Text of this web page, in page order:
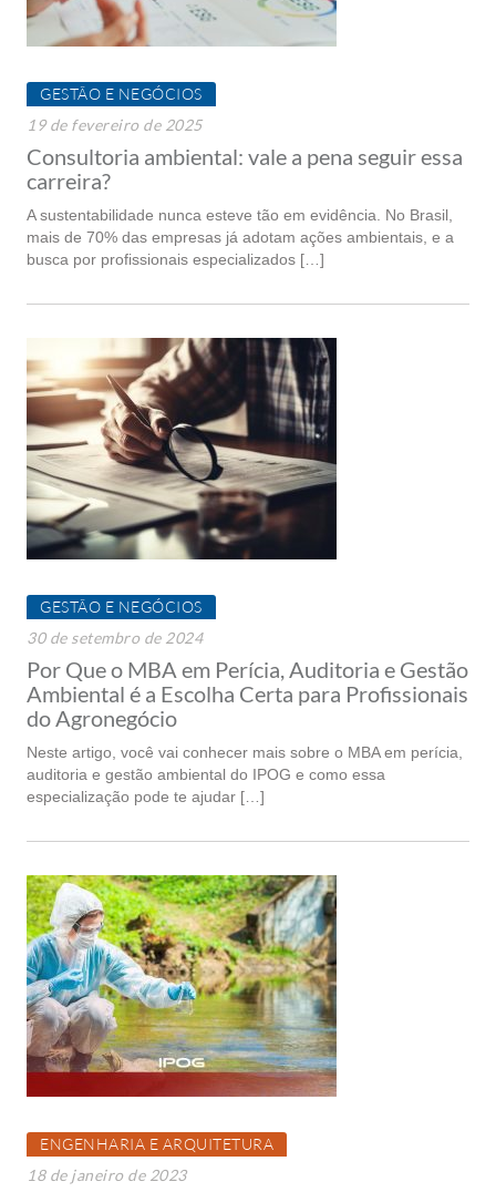
GESTÃO E NEGÓCIOS
19 de fevereiro de 2025
Consultoria ambiental: vale a pena seguir essa
carreira?
A sustentabilidade nunca esteve tão em evidência. No Brasil,
mais de 70% das empresas já adotam ações ambientais, e a
busca por profissionais especializados […]
GESTÃO E NEGÓCIOS
30 de setembro de 2024
Por Que o MBA em Perícia, Auditoria e Gestão
Ambiental é a Escolha Certa para Profissionais
do Agronegócio
Neste artigo, você vai conhecer mais sobre o MBA em perícia,
auditoria e gestão ambiental do IPOG e como essa
especialização pode te ajudar […]
ENGENHARIA E ARQUITETURA
18 de janeiro de 2023